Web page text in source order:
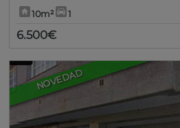
10m² 1
6.500€
NOVEDAD